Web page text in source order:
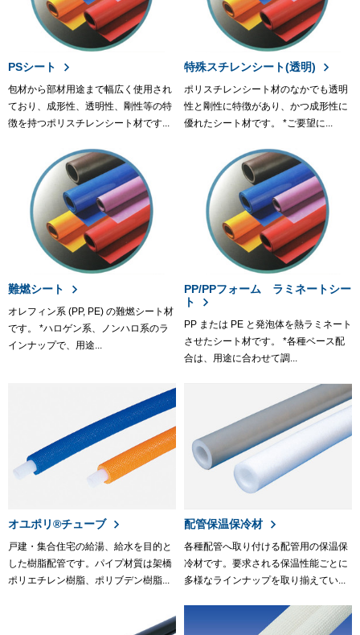
PSシート
包材から部材用途まで幅広く使用され
ており、成形性、透明性、剛性等の特
徴を持つポリスチレンシート材です...
特殊スチレンシート(透明)
ポリスチレンシート材のなかでも透明
性と剛性に特徴があり、かつ成形性に
優れたシート材です。 *ご要望に...
難燃シート
オレフィン系 (PP, PE) の難燃シート材
です。 *ハロゲン系、ノンハロ系のラ
インナップで、用途...
PP/PPフォーム ラミネートシー
ト
PP または PE と発泡体を熱ラミネート
させたシート材です。 *各種ベース配
合は、用途に合わせて調...
オユポリ®チューブ
戸建・集合住宅の給湯、給水を目的と
した樹脂配管です。パイプ材質は架橋
ポリエチレン樹脂、ポリブデン樹脂...
配管保温保冷材
各種配管へ取り付ける配管用の保温保
冷材です。要求される保温性能ごとに
多様なラインナップを取り揃えてい...